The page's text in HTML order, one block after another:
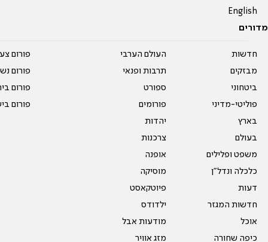
English
מדורים
חדשות
מבזקים
ביטחוני
פוליטי-מדיני
בארץ
בעולם
משפט ופלילים
כלכלה ונדל"ן
דעות
חדשות המגזר
אוכל
כיפה שחורה
העולם הערבי
תרבות ופנאי
ספורט
פורומים
יהדות
צרכנות
אופנה
מוסיקה
פיוטקאסט
ילדודס
מודעות אבל
מזג אוויר
פורום
פורום
פורום
פורום